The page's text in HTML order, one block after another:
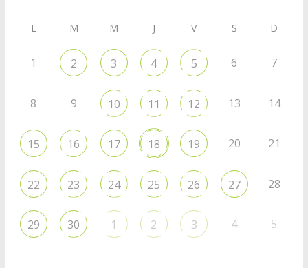
L M M J V S D
1 2 3 4 5 6 7
8 9 10 11 12 13 14
15 16 17 18 19 20 21
22 23 24 25 26 27 28
29 30 1 2 3 4 5